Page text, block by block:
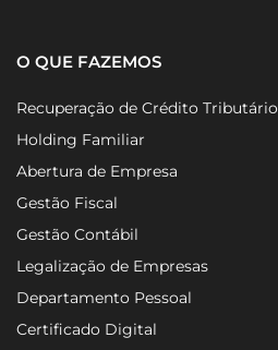
O QUE FAZEMOS
Recuperação de Crédito Tributário
Holding Familiar
Abertura de Empresa
Gestão Fiscal
Gestão Contábil
Legalização de Empresas
Departamento Pessoal
Certificado Digital